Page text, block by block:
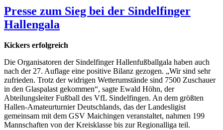
Presse zum Sieg bei der Sindelfinger
Hallengala
Kickers erfolgreich
Die Organisatoren der Sindelfinger Hallenfußballgala haben auch
nach der 27. Auflage eine positive Bilanz gezogen. „Wir sind sehr
zufrieden. Trotz der widrigen Wetterumstände sind 7500 Zuschauer
in den Glaspalast gekommen“, sagte Ewald Höhn, der
Abteilungsleiter Fußball des VfL Sindelfingen. An dem größten
Hallen-Amateurturnier Deutschlands, das der Landesligist
gemeinsam mit dem GSV Maichingen veranstaltet, nahmen 199
Mannschaften von der Kreisklasse bis zur Regionalliga teil.